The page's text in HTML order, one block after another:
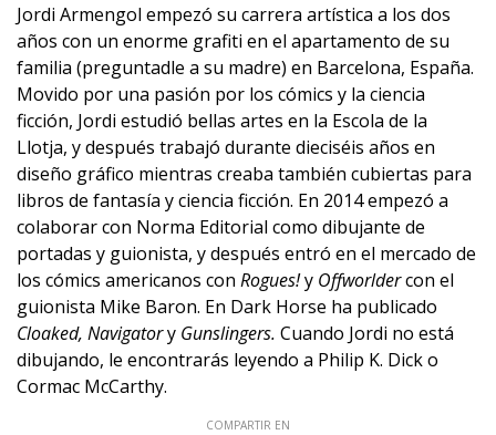
Jordi Armengol empezó su carrera artística a los dos
años con un enorme grafiti en el apartamento de su
familia (preguntadle a su madre) en Barcelona, España.
Movido por una pasión por los cómics y la ciencia
ficción, Jordi estudió bellas artes en la Escola de la
Llotja, y después trabajó durante dieciséis años en
diseño gráfico mientras creaba también cubiertas para
libros de fantasía y ciencia ficción. En 2014 empezó a
colaborar con Norma Editorial como dibujante de
portadas y guionista, y después entró en el mercado de
los cómics americanos con Rogues!y Offworldercon el
guionista Mike Baron. En Dark Horse ha publicado
Cloaked, Navigatory Gunslingers. Cuando Jordi no está
dibujando, le encontrarás leyendo a Philip K. Dick o
Cormac McCarthy.
COMPARTIR EN